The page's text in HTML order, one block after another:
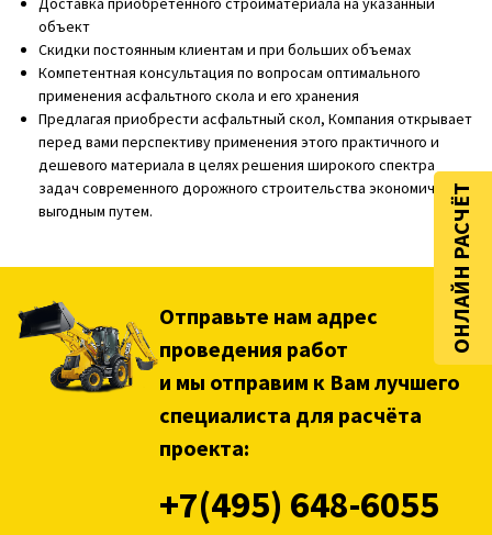
объект
Скидки постоянным клиентам и при больших объемах
Компетентная консультация по вопросам оптимального
применения асфальтного скола и его хранения
Предлагая приобрести асфальтный скол, Компания открывает
перед вами перспективу применения этого практичного и
дешевого материала в целях решения широкого спектра
задач современного дорожного строительства экономически
выгодным путем.
ОНЛАЙН РАСЧЁТ
Отправьте нам адрес
проведения работ
и мы отправим к Вам лучшего
специалиста для расчёта
проекта:
+7(495) 648-6055